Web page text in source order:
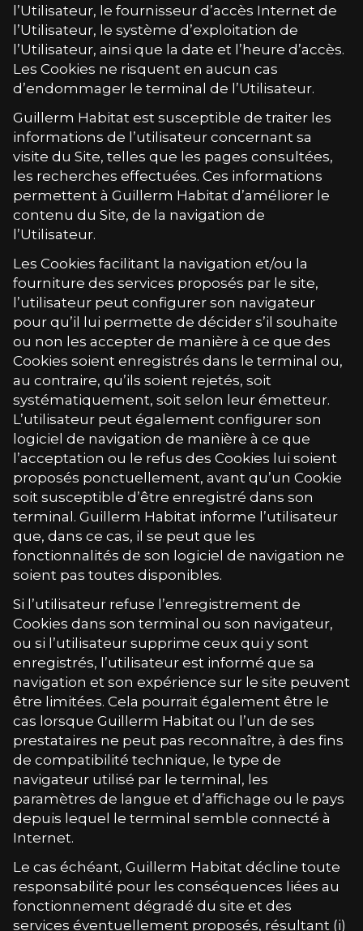
l’Utilisateur, le fournisseur d’accès Internet de
l’Utilisateur, le système d’exploitation de
l’Utilisateur, ainsi que la date et l’heure d’accès.
Les Cookies ne risquent en aucun cas
d’endommager le terminal de l’Utilisateur.
Guillerm Habitat est susceptible de traiter les
informations de l’utilisateur concernant sa
visite du Site, telles que les pages consultées,
les recherches effectuées. Ces informations
permettent à Guillerm Habitat d’améliorer le
contenu du Site, de la navigation de
l’Utilisateur.
Les Cookies facilitant la navigation et/ou la
fourniture des services proposés par le site,
l’utilisateur peut configurer son navigateur
pour qu’il lui permette de décider s’il souhaite
ou non les accepter de manière à ce que des
Cookies soient enregistrés dans le terminal ou,
au contraire, qu’ils soient rejetés, soit
systématiquement, soit selon leur émetteur.
L’utilisateur peut également configurer son
logiciel de navigation de manière à ce que
l’acceptation ou le refus des Cookies lui soient
proposés ponctuellement, avant qu’un Cookie
soit susceptible d’être enregistré dans son
terminal. Guillerm Habitat informe l’utilisateur
que, dans ce cas, il se peut que les
fonctionnalités de son logiciel de navigation ne
soient pas toutes disponibles.
Si l’utilisateur refuse l’enregistrement de
Cookies dans son terminal ou son navigateur,
ou si l’utilisateur supprime ceux qui y sont
enregistrés, l’utilisateur est informé que sa
navigation et son expérience sur le site peuvent
être limitées. Cela pourrait également être le
cas lorsque Guillerm Habitat ou l’un de ses
prestataires ne peut pas reconnaître, à des fins
de compatibilité technique, le type de
navigateur utilisé par le terminal, les
paramètres de langue et d’affichage ou le pays
depuis lequel le terminal semble connecté à
Internet.
Le cas échéant, Guillerm Habitat décline toute
responsabilité pour les conséquences liées au
fonctionnement dégradé du site et des
services éventuellement proposés, résultant (i)